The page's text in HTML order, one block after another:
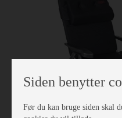
Siden benytter
Før du kan bruge siden skal